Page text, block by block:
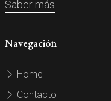
Saber más
Navegación
Home
Contacto